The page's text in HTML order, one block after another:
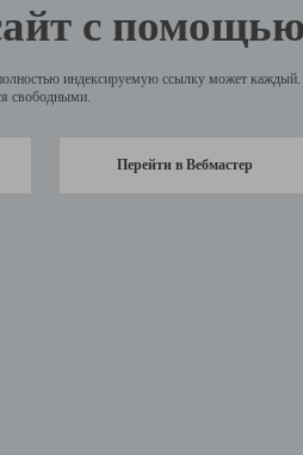
с
индексируемую ссылку может
свободными.
Перейти в Вебмастер